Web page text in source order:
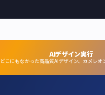
AIデザイン実行
どこにもなかった高品質AIデザイン、カメレ